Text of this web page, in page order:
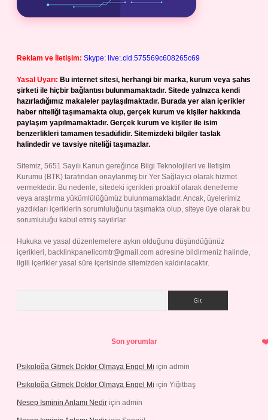
Reklam ve İletişim: Skype: live:.cid.575569c608265c69
Yasal Uyarı: Bu internet sitesi, herhangi bir marka, kurum veya şahıs
şirketi ile hiçbir bağlantısı bulunmamaktadır. Sitede yalnızca kendi
hazırladığımız makaleler paylaşılmaktadır. Burada yer alan içerikler
haber niteliği taşımamakta olup, gerçek kurum ve kişiler hakkında
paylaşım yapılmamaktadır. Gerçek kurum ve kişiler ile isim
benzerlikleri tamamen tesadüfidir. Sitemizdeki bilgiler taslak
halindedir ve tavsiye niteliği taşımazlar.
Sitemiz, 5651 Sayılı Kanun gereğince Bilgi Teknolojileri ve İletişim
Kurumu (BTK) tarafından onaylanmış bir Yer Sağlayıcı olarak hizmet
vermektedir. Bu nedenle, sitedeki içerikleri proaktif olarak denetleme
veya araştırma yükümlülüğümüz bulunmamaktadır. Ancak, üyelerimiz
yazdıkları içeriklerin sorumluluğunu taşımakta olup, siteye üye olarak bu
sorumluluğu kabul etmiş sayılırlar.
Hukuka ve yasal düzenlemelere aykırı olduğunu düşündüğünüz
içerikleri, backlinkpanelicomtr@gmail.com adresine bildirmeniz halinde,
ilgili içerikler yasal süre içerisinde sitemizden kaldırılacaktır.
Son yorumlar
Psikoloğa Gitmek Doktor Olmaya Engel Mi için admin
Psikoloğa Gitmek Doktor Olmaya Engel Mi için Yiğitbaş
Nesep Isminin Anlamı Nedir için admin